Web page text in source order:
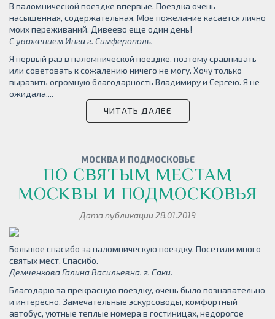
В паломнической поездке впервые. Поездка очень
насыщенная, содержательная. Мое пожелание касается лично
моих переживаний, Дивеево еще один день!
С уважением Инга г. Симферополь.
Я первый раз в паломнической поездке, поэтому сравнивать
или советовать к сожалению ничего не могу. Хочу только
выразить огромную благодарность Владимиру и Сергею. Я не
ожидала,...
ЧИТАТЬ ДАЛЕЕ
МОСКВА И ПОДМОСКОВЬЕ
ПО СВЯТЫМ МЕСТАМ
МОСКВЫ И ПОДМОСКОВЬЯ
Дата публикации 28.01.2019
Большое спасибо за паломническую поездку. Посетили много
святых мест. Спасибо.
Демченкова Галина Васильевна. г. Саки.
Благодарю за прекрасную поездку, очень было познавательно
и интересно. Замечательные эскурсоводы, комфортный
автобус, уютные теплые номера в гостиницах, недорогое